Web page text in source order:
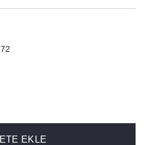
EKLE